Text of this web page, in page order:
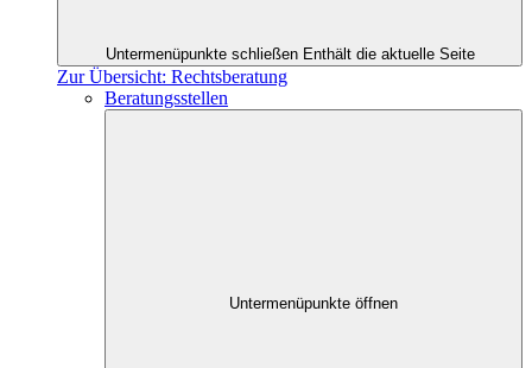
Untermenüpunkte schließen Enthält die aktuelle Seite
Zur Übersicht: Rechtsberatung
Beratungsstellen
Untermenüpunkte öffnen